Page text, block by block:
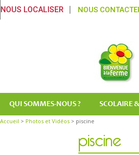
NOUS LOCALISER NOUS
QUI SOMMES-NOUS ? SCOLAIRE
Accueil > Photos et Vidéos > piscine
piscine